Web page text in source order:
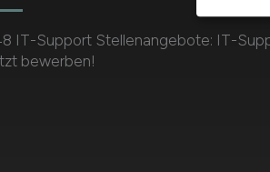
IT-Support Stellenangebote: IT-
bewerben!